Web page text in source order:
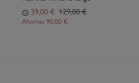
39,00 € 129,00 €
Ahorras 90,00 €